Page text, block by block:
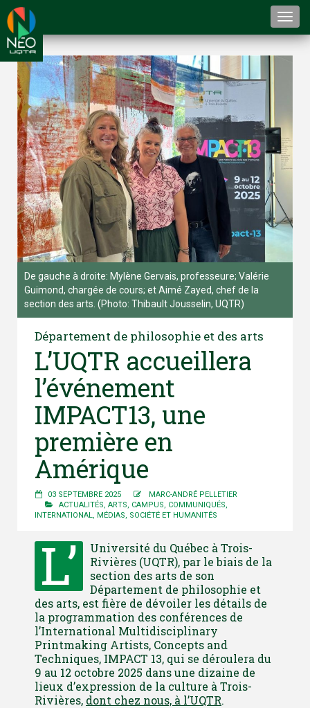
De gauche à droite: Mylène Gervais, professeure; Valérie
Guimond, chargée de cours; et Aimé Zayed, chef de la
section des arts. (Photo: Thibault Jousselin, UQTR)
Département de philosophie et des arts
L’UQTR accueillera
l’événement
IMPACT13, une
première en
Amérique
03 SEPTEMBRE 2025
MARC-ANDRÉ PELLETIER
ACTUALITÉS ARTS CAMPUS COMMUNIQUÉS
INTERNATIONAL
MÉDIAS SOCIÉTÉ ET HUMANITÉS
L’
Université du Québec à Trois-
Rivières (UQTR), par le biais de la
section des arts de son
Département de philosophie et
des arts, est fière de dévoiler les détails de
la programmation des conférences de
l’International Multidisciplinary
Printmaking Artists, Concepts and
Techniques, IMPACT 13, qui se déroulera du
9 au 12 octobre 2025 dans une dizaine de
lieux d’expression de la culture à Trois-
Rivières, dont chez nous, à l’UQTR.